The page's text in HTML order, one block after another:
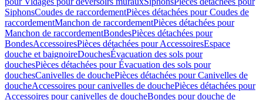
SiphonsCoudes de raccordementPièces détachées pour Coudes de
raccordementManchon de raccordementPièces détachées pour
Manchon de raccordementBondesPièces détachées pour
BondesAccessoiresPièces détachées pour AccessoiresEspace
douche et baignoireDouchesÉvacuation des sols pour
douchesPièces détachées pour Évacuation des sols pour
douchesCanivelles de douchePièces détachées pour Canivelles de
doucheAccessoires pour canivelles de douchePièces détachées pour
Accessoires pour canivelles de doucheBondes pour douche de